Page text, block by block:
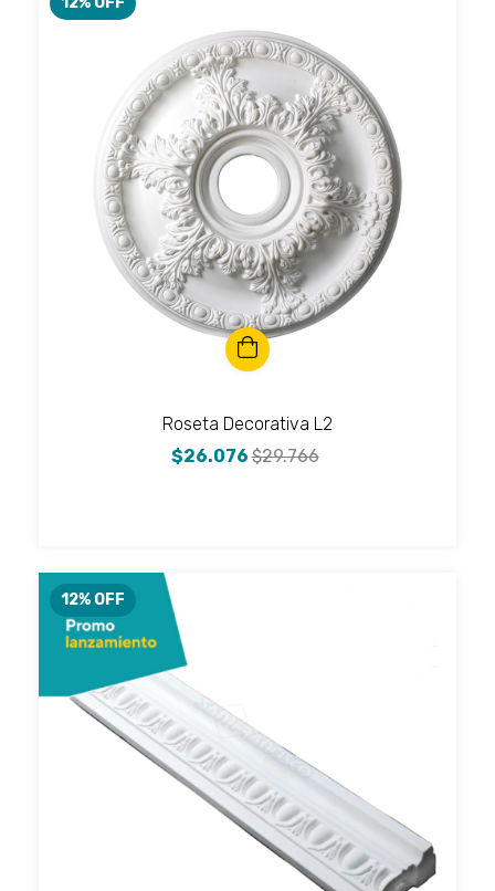
Roseta Decorativa L2
$26.076$29.766
12% OFF